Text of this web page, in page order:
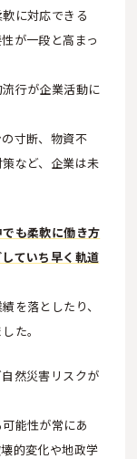
に対応できる
が一段と高まっ
行が企業活動に
寸断、物資不
など、企業は未
も柔軟に働き方
ていち早く軌道
を落としたり、
た。
然災害リスクが
能性が常にあ
的変化や地政学